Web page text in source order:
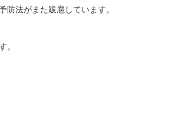
防法がまた跋扈しています。
。